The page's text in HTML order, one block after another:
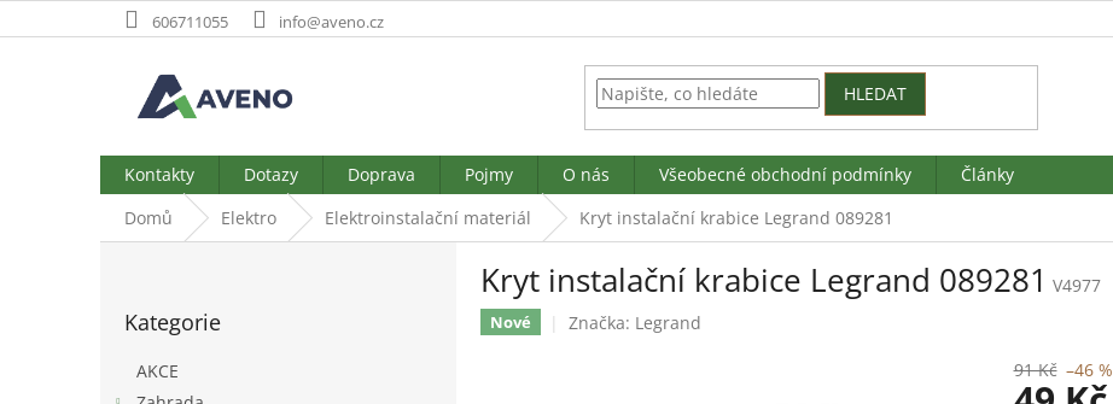
na
606711055 info@aveno.cz
HLEDAT
Kontakty Dotazy Doprava Pojmy O nás Všeobecné obchodní podmínky
Články
Domů
Elektro Elektroinstalační materiál Kryt instalační krabice Legrand 089281
kategorie
Kategorie
AKCE
Kryt instalační krabice Legrand 089281 V4977
Nové Značka: Legrand
91 Kč –46 %